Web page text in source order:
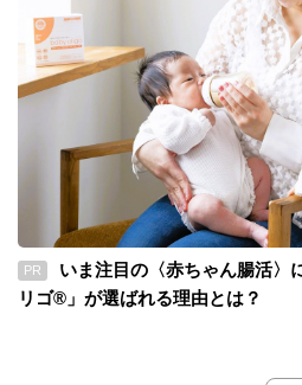
PR
いま注目の〈赤ちゃん腸活〉
リゴ®」が選ばれる理由とは？